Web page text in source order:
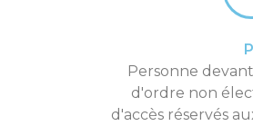
Personne
d'ordre non
d'accès réservés